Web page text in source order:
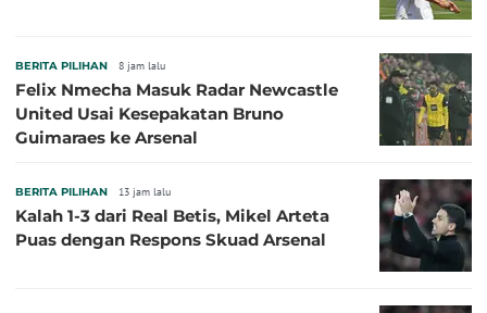
BERITA PILIHAN 8 jam lalu
Felix Nmecha Masuk Radar Newcastle
United Usai Kesepakatan Bruno
Guimaraes ke Arsenal
BERITA PILIHAN 13 jam lalu
Kalah 1-3 dari Real Betis, Mikel Arteta
Puas dengan Respons Skuad Arsenal